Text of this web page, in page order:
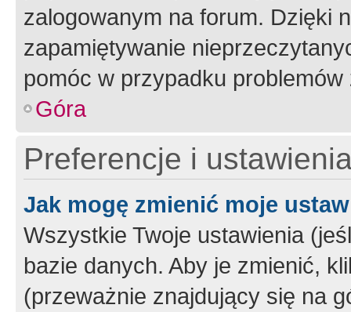
zalogowanym na forum. Dzięki
zapamiętywanie
pomóc w przypadku
Góra
Preferencje i
Jak mogę zmienić moje
Wszystkie Twoje ustawienia
bazie danych. Aby je zmienić,
(przeważnie znajdujący się na